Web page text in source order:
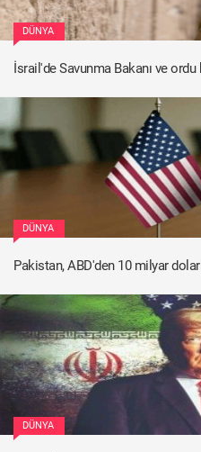
DÜNYA
İsrail'de Savunma Bakanı ve
DÜNYA
Pakistan, ABD'den 10 milyar
DÜNYA